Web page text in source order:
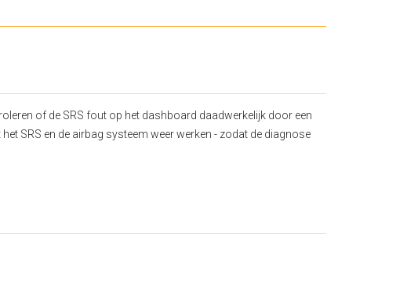
of de SRS fout op het dashboard daadwerkelijk door een
SRS en de airbag systeem weer werken - zodat de diagnose